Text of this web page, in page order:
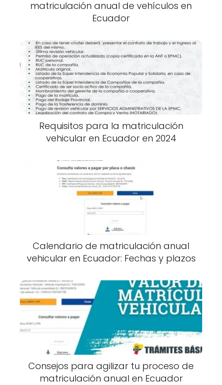
matriculación anual de vehículos en
Ecuador
Requisitos para la matriculación
vehicular en Ecuador en 2024
Calendario de matriculación anual
vehicular en Ecuador: Fechas y plazos
Consejos para agilizar tu proceso de
matriculación anual en Ecuador